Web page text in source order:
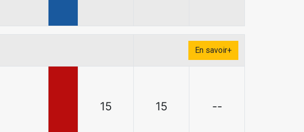
En savoir+
15 15 --